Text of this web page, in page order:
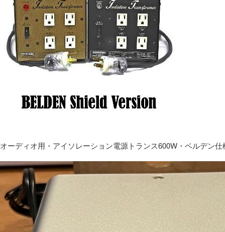
オーディオ用・アイソレーション電源トランス600W・ベルデン仕